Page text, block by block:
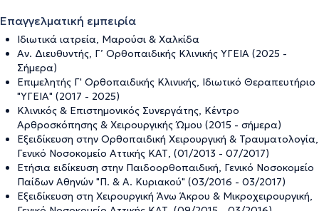
Επαγγελματική εμπειρία
Ιδιωτικά ιατρεία, Μαρούσι & Χαλκίδα
Αν. Διευθυντής, Γ’ Ορθοπαιδικής Κλινικής ΥΓΕΙΑ (2025 -
Σήμερα)
Επιμελητής Γ' Ορθοπαιδικής Κλινικής, Ιδιωτικό Θεραπευτήριο
"ΥΓΕΙΑ" (2017 - 2025)
Κλινικός & Επιστημονικός Συνεργάτης, Κέντρο
Αρθροσκόπησης & Χειρουργικής Ώμου (2015 - σήμερα)
Εξειδίκευση στην Ορθοπαιδική Χειρουργική & Τραυματολογία,
Γενικό Νοσοκομείο Αττικής ΚΑΤ, (01/2013 - 07/2017)
Ετήσια ειδίκευση στην Παιδοορθοπαιδική, Γενικό Νοσοκομείο
Παίδων Αθηνών "Π. & Α. Κυριακού" (03/2016 - 03/2017)
Εξειδίκευση στη Χειρουργική Άνω Άκρου & Μικροχειρουργική,